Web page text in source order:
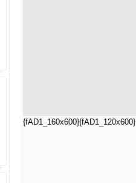
{fAD1_160x600}{fAD1_120x600}